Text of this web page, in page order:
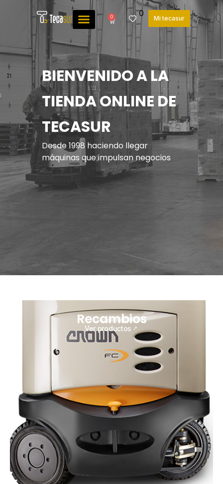
0 0
Mi tecasur
BIENVENIDO A LA
TIENDA ONLINE DE
TECASUR
Desde 1998 haciendo llegar
máquinas que impulsan negocios
Recambios
Ver productos